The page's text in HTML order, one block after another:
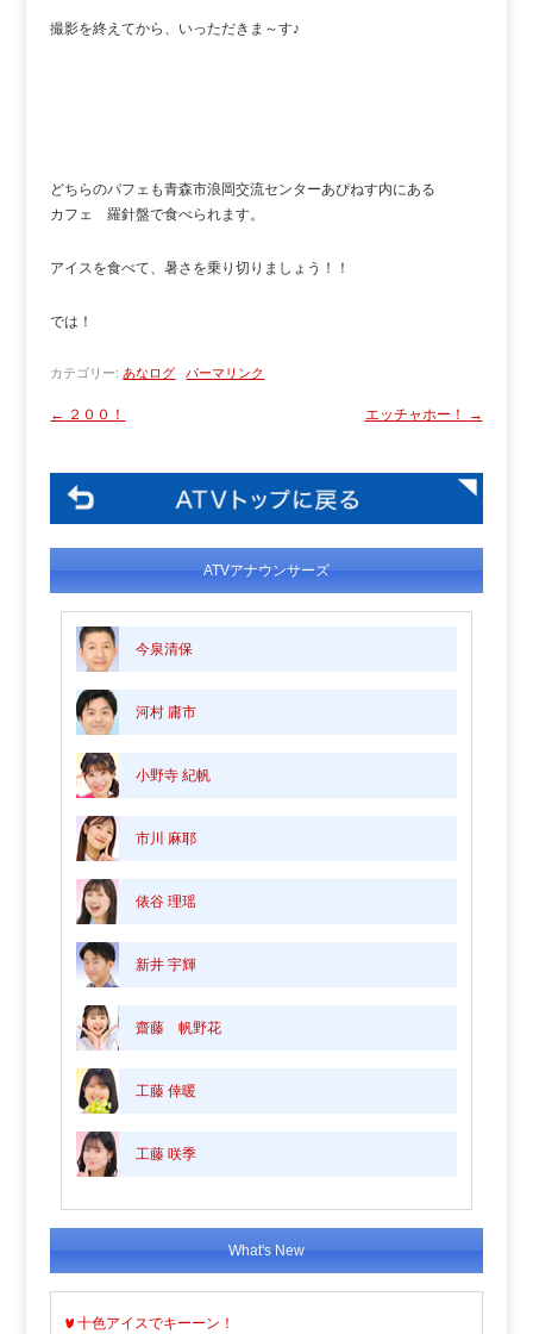
撮影を終えてから、いっただきま～す♪
どちらのパフェも青森市浪岡交流センターあぴねす内にある
カフェ 羅針盤で食べられます。
アイスを食べて、暑さを乗り切りましょう！！
では！
カテゴリー: あなログ パーマリンク
← ２００！ エッチャホー！ →
ATVアナウンサーズ
今泉清保
河村 庸市
小野寺 紀帆
市川 麻耶
俵谷 理瑶
新井 宇輝
齋藤 帆野花
工藤 倖暖
工藤 咲季
What's New
十色アイスでキーーン！